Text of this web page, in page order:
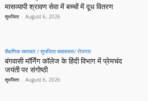
मासव्यापी श्रावण सेवा में बच्चों में दूध वितरण
शुभजिता - August 6, 2026
शैक्षणिक समाचार / शुभजिता क्सासरूम/ रोजगार
बंगवासी मॉर्निंग कॉलेज के हिंदी विभाग में प्रेमचंद
जयंती पर संगोष्ठी
शुभजिता - August 6, 2026